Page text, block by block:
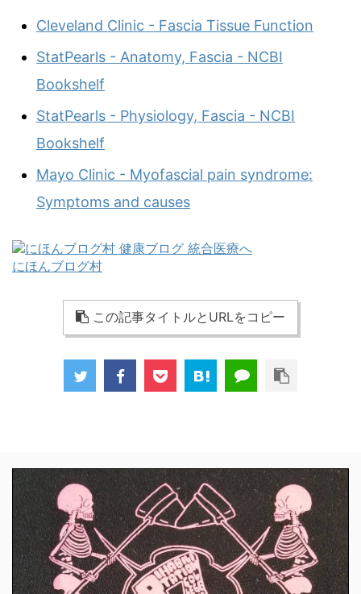
Cleveland Clinic - Fascia Tissue Function
StatPearls - Anatomy, Fascia - NCBI
Bookshelf
StatPearls - Physiology, Fascia - NCBI
Bookshelf
Mayo Clinic - Myofascial pain syndrome:
Symptoms and causes
にほんブログ村
この記事タイトルとURLをコピー